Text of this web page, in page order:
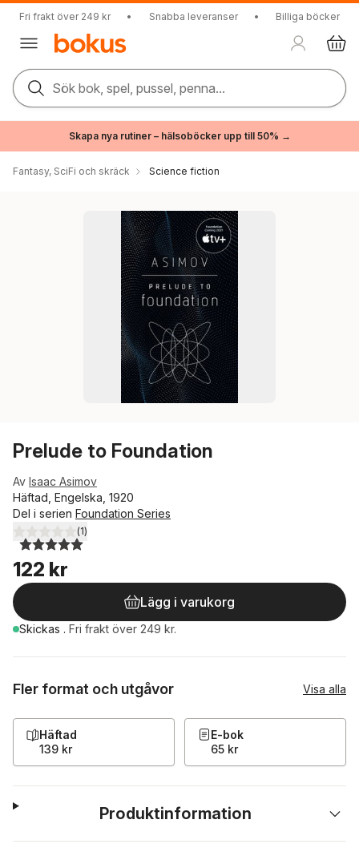
Fri frakt över 249 kr • Snabba leveranser • Billiga böcker
Sök bok, spel, pussel, penna...
Skapa nya rutiner – hälsoböcker upp till 50% →
Fantasy, SciFi och skräck Science fiction
Prelude to Foundation
Av Isaac Asimov
Häftad, Engelska, 1920
Del i serien Foundation Series
5,0utav 5 stjärnor. Totalt antal röster:
(1)
122 kr
Lägg i varukorg
Skickas . Fri frakt över 249 kr.
Fler format och utgåvor Visa alla
Häftad
139 kr
E-bok
65 kr
Produktinformation